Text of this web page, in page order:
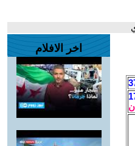
اخر الافلام